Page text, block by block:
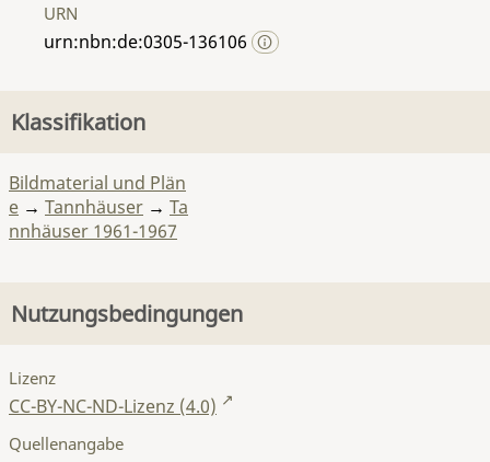
URN
urn:nbn:de:0305-136106
Klassifikation
Bildmaterial und Plän
e → Tannhäuser → Ta
nnhäuser 1961-1967
Nutzungsbedingungen
Lizenz
CC-BY-NC-ND-Lizenz (4.0)
Quellenangabe